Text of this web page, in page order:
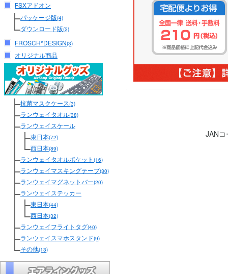
FSXアドオン
パッケージ版(4)
ダウンロード版(2)
FROSCH*DESIGN(3)
オリジナル商品
抗菌マスクケース(3)
ランウェイタオル(38)
ランウェイスケール
東日本(72)
西日本(89)
ランウェイタオルポケット (16)
ランウェイマスキングテープ(30)
ランウェイマグネットバー(20)
ランウェイステッカー
東日本(44)
西日本(32)
ランウェイフライトタグ(40)
ランウェイスマホスタンド(9)
その他(13)
JAN